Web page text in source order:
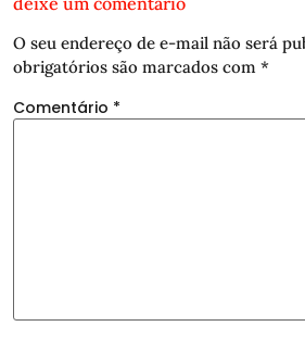
O seu endereço de e-mail não será
obrigatórios são marcados com *
Comentário *